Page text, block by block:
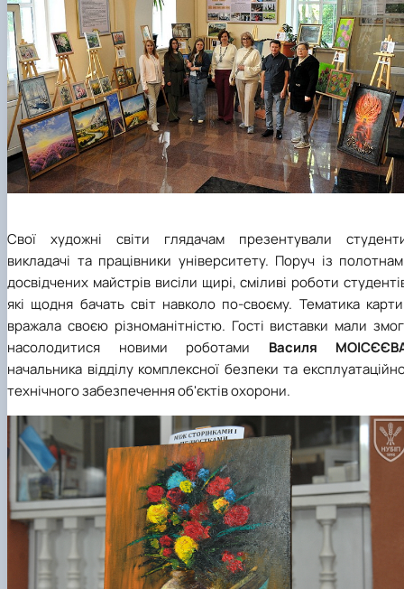
Свої художні світи глядачам презентували
викладачі та працівники університету. Поруч із
досвідчених майстрів висіли щирі, сміливі роботи
які щодня бачать світ навколо по-своєму. Тематика
вражала своєю різноманітністю. Гості виставки мали
насолодитися новими роботами Василя
начальника відділу комплексної безпеки та
технічного забезпечення об'єктів охорони.